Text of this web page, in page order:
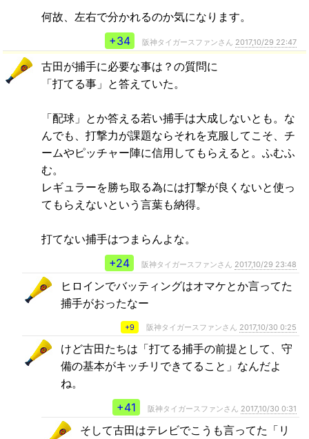
何故、左右で分かれるのか気になります。
+34
阪神タイガースファンさん 2017,10/29 22:47
古田が捕手に必要な事は？の質問に
「打てる事」と答えていた。
「配球」とか答える若い捕手は大成しないとも。な
んでも、打撃力が課題ならそれを克服してこそ、チ
ームやピッチャー陣に信用してもらえると。ふむふ
む。
レギュラーを勝ち取る為には打撃が良くないと使っ
てもらえないという言葉も納得。
打てない捕手はつまらんよな。
+24
阪神タイガースファンさん 2017,10/29 23:48
ヒロインでバッティングはオマケとか言ってた
捕手がおったなー
+9 阪神タイガースファンさん 2017,10/30 0:25
けど古田たちは「打てる捕手の前提として、守
備の基本がキッチリできてること」なんだよ
ね。
+41
阪神タイガースファンさん 2017,10/30 0:31
そして古田はテレビでこうも言ってた「リ